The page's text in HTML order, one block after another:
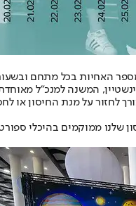
המשנה למנכ"ל
לחזור על מנת החיסון או
שלנו ממוקמים בהיכלי